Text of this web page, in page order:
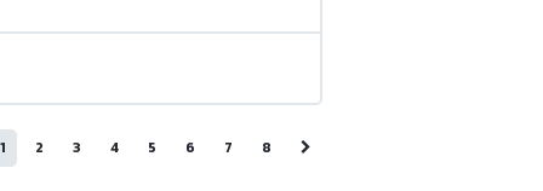
1 2 3 4 5 6 7 8